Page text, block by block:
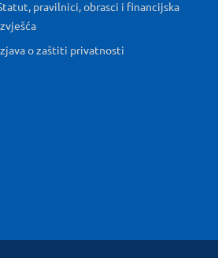
pravilnici, obrasci i financijska
o zaštiti privatnosti